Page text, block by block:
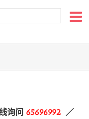
询问 65696992 ／